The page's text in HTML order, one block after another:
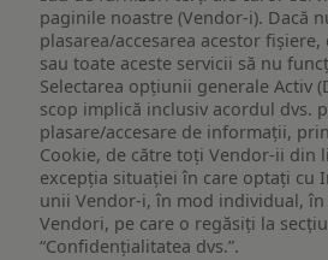
paginile noastre (Vendor-i). Dacă
plasarea/accesarea acestor
sau toate aceste servicii să nu
Selectarea opțiunii generale Activ
scop implică inclusiv acordul dvs.
plasare/accesare de informații,
Cookie, de către toți Vendor-ii din
excepția situației în care optați cu
unii Vendor-i, în mod individual,
Vendori, pe care o regăsiți la
“Confidențialitatea dvs.”.